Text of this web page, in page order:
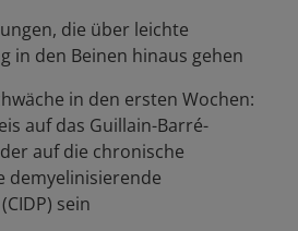
die über leichte
in den Beinen hinaus gehen
in den ersten Wochen:
auf das Guillain-Barré-
auf die chronische
demyelinisierende
sein